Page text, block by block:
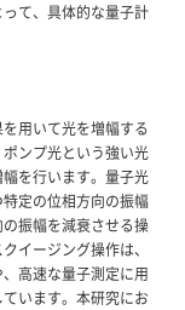
て、具体的な量子計
用いて光を増幅する
ンプ光という強い光
を行います。量子光
定の位相方向の振幅
振幅を減衰させる操
イージング操作は、
高速な量子測定に用
います。本研究にお